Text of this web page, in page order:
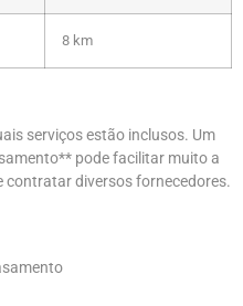
8 km
serviços estão inclusos. Um
pode facilitar muito a
contratar diversos fornecedores.